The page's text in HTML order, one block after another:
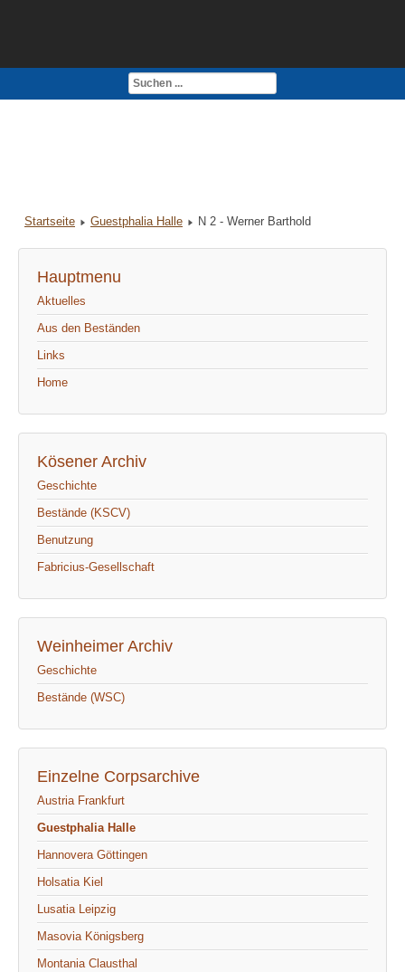
Impressum
Startseite Guestphalia Halle N 2 - Werner Barthold
Hauptmenu
Aktuelles
Aus den Beständen
Links
Home
Kösener Archiv
Geschichte
Bestände (KSCV)
Benutzung
Fabricius-Gesellschaft
Weinheimer Archiv
Geschichte
Bestände (WSC)
Einzelne Corpsarchive
Austria Frankfurt
Guestphalia Halle
Hannovera Göttingen
Holsatia Kiel
Lusatia Leipzig
Masovia Königsberg
Montania Clausthal